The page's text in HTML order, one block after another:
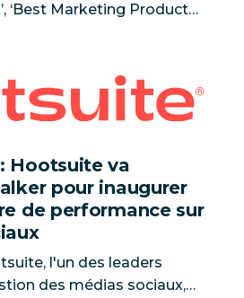
‘Best Marketing Products’,
categories February 19,
bee
va acquérir Talkwalker
Hootsuite va
pour inaugurer
de performance sur
l'un des leaders
des médias sociaux,